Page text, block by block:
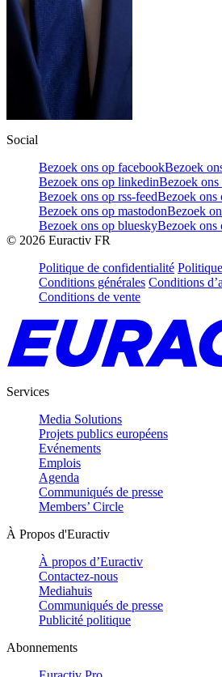
Social
Bezoek ons op facebookBezoek
Bezoek ons op linkedinBezoek
Bezoek ons op rss-feedBezoek ons
Bezoek ons op mastodonBezoek
Bezoek ons op blueskyBezoek ons
© 2026 Euractiv FR
Politique de confidentialité
Conditions générales Conditions
Conditions de vente
Services
Media Solutions
Projets publics européens
Evénements
Emplois
Agenda
Communiqués de presse
Members’ Circle
À Propos d'Euractiv
À propos d’Euractiv
Contactez-nous
Mediahuis
Communiqués de presse
Publicité politique
Abonnements